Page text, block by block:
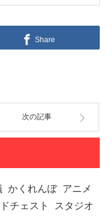
Share
次の記事
かくれんぼ アニメ
チェスト
スタジオ